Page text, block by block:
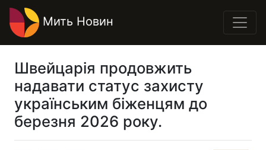
Мить Новин
Швейцарія продовжить
надавати статус захисту
українським біженцям до
березня 2026 року.